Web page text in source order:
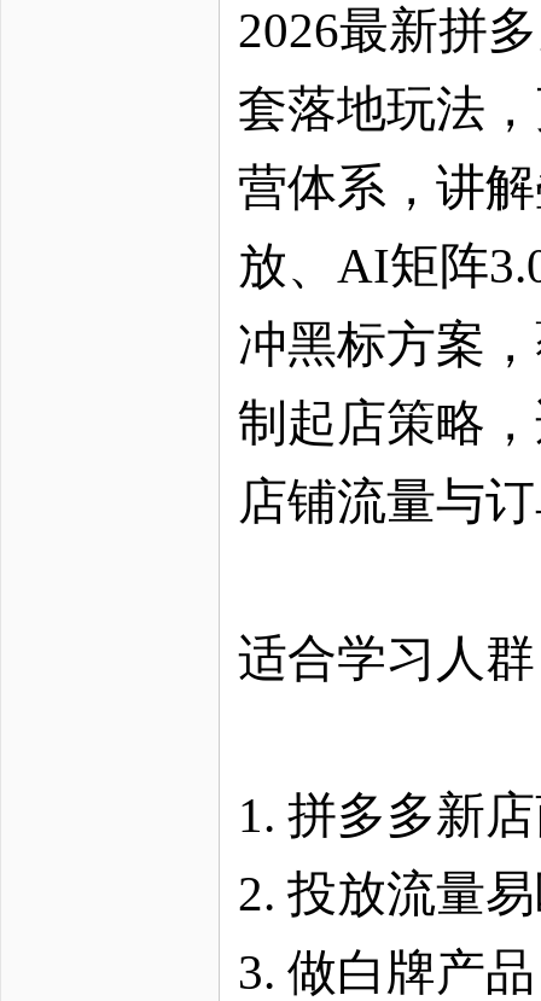
2026最新拼
套落地玩法
营体系，讲
放、AI矩阵
冲黑标方案
制起店策略
店铺流量与
适合学习人群
1. 拼多多新
2. 投放流量
3. 做白牌产